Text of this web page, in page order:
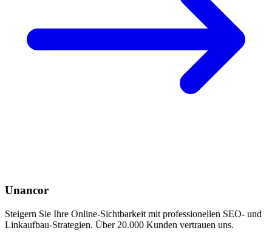
Unancor
Steigern Sie Ihre Online-Sichtbarkeit mit professionellen SEO- und
Linkaufbau-Strategien. Über 20.000 Kunden vertrauen uns.